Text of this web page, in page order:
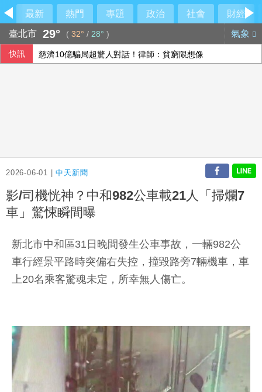
最新 熱門 專題 政治 社會
財經
臺北市 29° ( 32° / 28° ) 氣象
快訊 慈濟10億騙局超驚人對話！律師：貧窮限想像
2026-06-01 |中天新聞
影/司機恍神？中和982公車載21人「掃爛7
車」驚悚瞬間曝
新北市中和區31日晚間發生公車事故，一輛982公
車行經景平路時突偏右失控，撞毀路旁7輛機車，車
上20名乘客驚魂未定，所幸無人傷亡。